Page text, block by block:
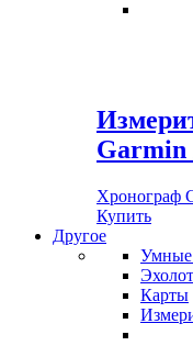
Garmin
Хронограф
Купить
Другое
Умные
Карты